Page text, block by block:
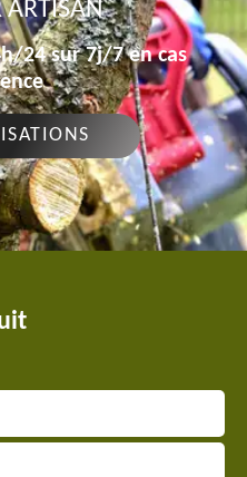
ARTISAN
24 sur 7j/7 en cas